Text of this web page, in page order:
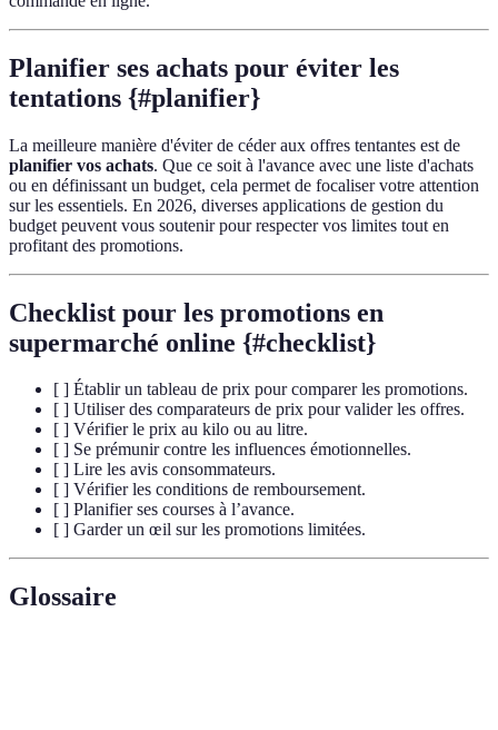
Planifier ses achats pour éviter les
tentations {#planifier}
La meilleure manière d'éviter de céder aux offres tentantes est de
planifier vos achats. Que ce soit à l'avance avec une liste d'achats
ou en définissant un budget, cela permet de focaliser votre attention
sur les essentiels. En 2026, diverses applications de gestion du
budget peuvent vous soutenir pour respecter vos limites tout en
profitant des promotions.
Checklist pour les promotions en
supermarché online {#checklist}
[ ] Établir un tableau de prix pour comparer les promotions.
[ ] Utiliser des comparateurs de prix pour valider les offres.
[ ] Vérifier le prix au kilo ou au litre.
[ ] Se prémunir contre les influences émotionnelles.
[ ] Lire les avis consommateurs.
[ ] Vérifier les conditions de remboursement.
[ ] Planifier ses courses à l’avance.
[ ] Garder un œil sur les promotions limitées.
Glossaire